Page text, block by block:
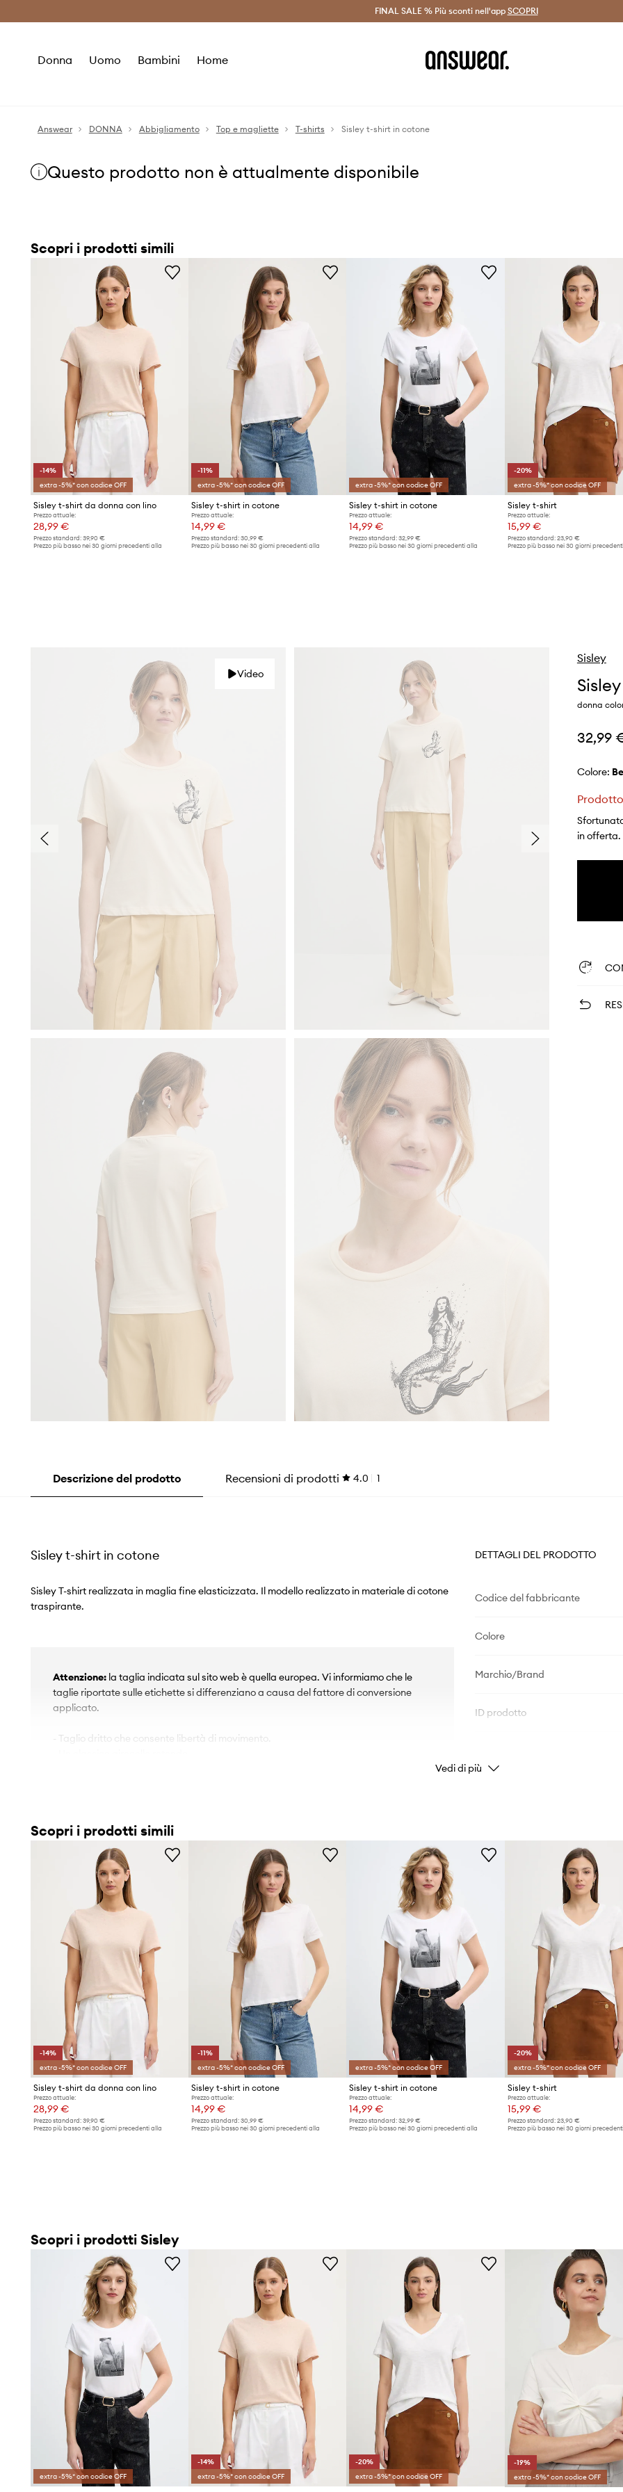
Risparmia con Answear Club > Spedizione entro 24 ore >
FINAL SALE % Più sconti nell'app SCOPRI
Donna Uomo Bambini Home
Answear DONNA Abbigliamento Top e magliette T-shirts Sisley t-shirt in cotone
Questo prodotto non è attualmente disponibile
Scopri i prodotti simili
-14%
extra -5%* con codice OFF
Sisley t-shirt da donna con lino
Prezzo attuale:
28,99 €
Prezzo standard: 39,90 €
Prezzo più basso nei 30 giorni precedenti alla
-11%
extra -5%* con codice OFF
Sisley t-shirt in cotone
Prezzo attuale:
14,99 €
Prezzo standard:30,99 €
Prezzo più basso nei 30 giorni precedenti alla
extra -5%* con codice OFF
Sisley t-shirt in cotone
Prezzo attuale:
14,99 €
Prezzo standard: 32,99 €
Prezzo più basso nei 30 giorni precedenti alla
-20%
extra -5%* con codice OFF
Sisley t-shirt
Prezzo attuale:
15,99 €
Prezzo standard: 23,90 €
Prezzo più basso nei 30 giorni
Video
Sisley
donna
32,99
Colore:
in offerta.
Descrizione del prodotto Recensioni di prodotti 4.0 1
Sisley t-shirt in cotone
Sisley T-shirt realizzata in maglia fine elasticizzata. Il modello realizzato in materiale di cotone
traspirante.
Attenzione:la taglia indicata sul sito web è quella europea. Vi informiamo che le
taglie riportate sulle etichette si differenziano a causa del fattore di conversione
applicato.
- Taglio dritto che consente libertà di movimento.
- Larghezza sotto l'ascella: 49 cm.
- Misure per la taglia: S.
DETTAGLI DEL PRODOTTO
Codice del fabbricante
Colore
Marchio/Brand
ID prodotto
Vedi di più
Scopri i prodotti simili
-14%
extra -5%* con codice OFF
Sisley t-shirt da donna con lino
Prezzo attuale:
28,99 €
Prezzo standard: 39,90 €
Prezzo più basso nei 30 giorni precedenti alla
-11%
extra -5%* con codice OFF
Sisley t-shirt in cotone
Prezzo attuale:
14,99 €
Prezzo standard:30,99 €
Prezzo più basso nei 30 giorni precedenti alla
extra -5%* con codice OFF
Sisley t-shirt in cotone
Prezzo attuale:
14,99 €
Prezzo standard: 32,99 €
Prezzo più basso nei 30 giorni precedenti alla
-20%
extra -5%* con codice OFF
Sisley t-shirt
Prezzo attuale:
15,99 €
Prezzo standard: 23,90 €
Prezzo più basso nei 30 giorni
Scopri i prodotti Sisley
extra -5%* con codice OFF
-14%
extra -5%* con codice OFF
-20%
extra -5%* con codice OFF
-19%
extra -5%* con codice OFF